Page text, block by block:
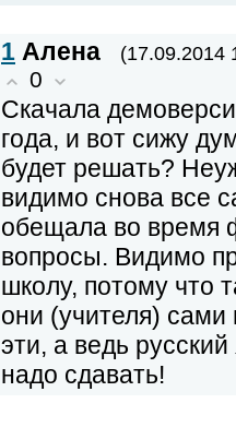
1 Алена (17.09.2014
0
Скачала
года, и вот сижу
будет решать?
видимо снова все
обещала во время
вопросы. Видимо
школу, потому что
они (учителя) сами
эти, а ведь
надо сдавать!